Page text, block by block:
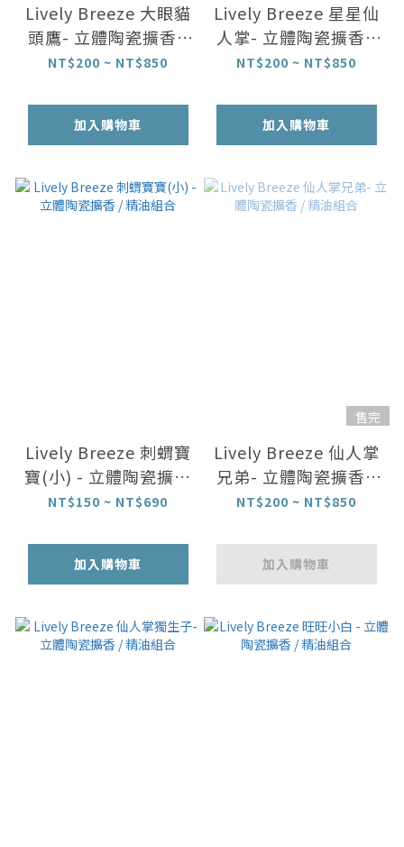
Lively Breeze 大眼貓
頭鷹- 立體陶瓷擴香 /
精油組合
NT$200 ~ NT$850
加入購物車
Lively Breeze 星星仙
人掌- 立體陶瓷擴香 /
精油組合
NT$200 ~ NT$850
加入購物車
Lively Breeze 刺蝟寶
寶(小) - 立體陶瓷擴香
/ 精油組合
NT$150 ~ NT$690
加入購物車
售完
Lively Breeze 仙人掌
兄弟- 立體陶瓷擴香 /
精油組合
NT$200 ~ NT$850
加入購物車